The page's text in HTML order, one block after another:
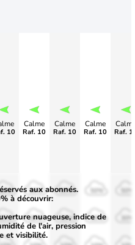
10
Calme
Raf. 10
Calme
Raf. 10
Calme
Raf. 10 Raf.
50%
30%
50%
30%
50%
30%
aux abonnés.
à découvrir:
nuageuse, indice de
de l'air, pression
et visibilité.